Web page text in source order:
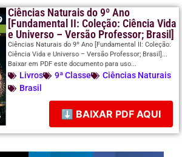
Ciências Naturais do 9º Ano
[Fundamental II: Coleção: Ciência Vida
e Universo – Versão Professor; Brasil]
Ciências Naturais do 9º Ano [Fundamental II: Coleção:
Ciência Vida e Universo – Versão Professor; Brasil]...
Baixar em PDF este documento para uso...
Livros 9ª Classe
Ciências Naturais
Brasil
⬇ BAIXAR PDF AQUI